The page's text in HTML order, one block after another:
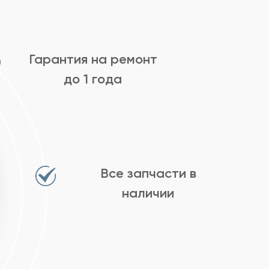
Гарантия на ремонт
до 1 года
Все запчасти в
наличии